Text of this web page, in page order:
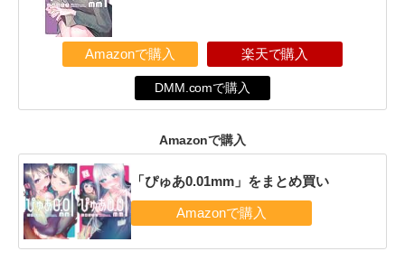
Amazonで購入 楽天で購入
DMM.comで購入
Amazonで購入
「ぴゅあ0.01mm」をまとめ買い